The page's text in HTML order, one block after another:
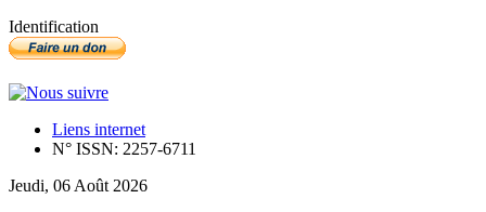
Identification
Liens internet
N° ISSN: 2257-6711
Jeudi, 06 Août 2026